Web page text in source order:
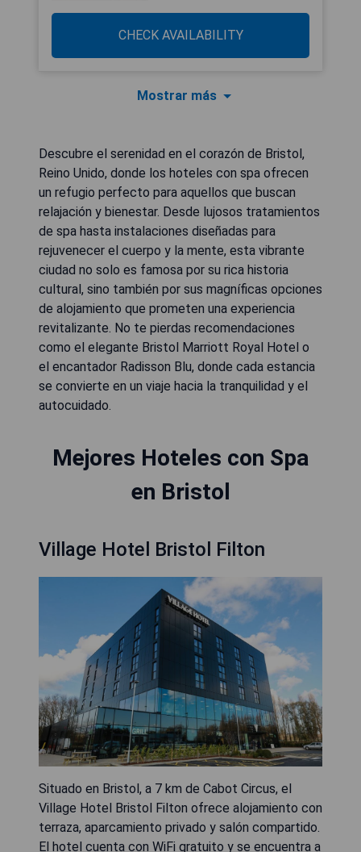
CHECK AVAILABILITY
Mostrar más
Descubre el serenidad en el corazón de Bristol,
Reino Unido, donde los hoteles con spa ofrecen
un refugio perfecto para aquellos que buscan
relajación y bienestar. Desde lujosos tratamientos
de spa hasta instalaciones diseñadas para
rejuvenecer el cuerpo y la mente, esta vibrante
ciudad no solo es famosa por su rica historia
cultural, sino también por sus magníficas opciones
de alojamiento que prometen una experiencia
revitalizante. No te pierdas recomendaciones
como el elegante Bristol Marriott Royal Hotel o
el encantador Radisson Blu, donde cada estancia
se convierte en un viaje hacia la tranquilidad y el
autocuidado.
Mejores Hoteles con Spa
en Bristol
Village Hotel Bristol Filton
Situado en Bristol, a 7 km de Cabot Circus, el
Village Hotel Bristol Filton ofrece alojamiento con
terraza, aparcamiento privado y salón compartido.
El hotel cuenta con WiFi gratuito y se encuentra a